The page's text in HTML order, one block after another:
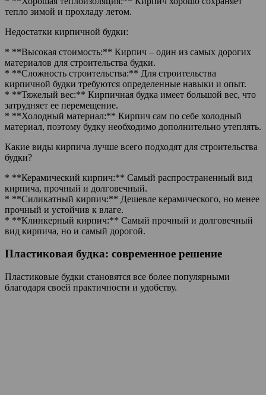
тепло зимой и прохладу летом.
Недостатки кирпичной будки:
* **Высокая стоимость:** Кирпич – один из самых дорогих
материалов для строительства будки.
* **Сложность строительства:** Для строительства
кирпичной будки требуются определенные навыки и опыт.
* **Тяжелый вес:** Кирпичная будка имеет большой вес, что
затрудняет ее перемещение.
* **Холодный материал:** Кирпич сам по себе холодный
материал, поэтому будку необходимо дополнительно утеплять.
Какие виды кирпича лучше всего подходят для строительства
будки?
* **Керамический кирпич:** Самый распространенный вид
кирпича, прочный и долговечный.
* **Силикатный кирпич:** Дешевле керамического, но менее
прочный и устойчив к влаге.
* **Клинкерный кирпич:** Самый прочный и долговечный
вид кирпича, но и самый дорогой.
Пластиковая будка: современное решение
Пластиковые будки становятся все более популярными
благодаря своей практичности и удобству.